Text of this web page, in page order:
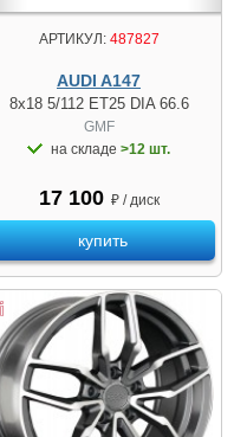
АРТИКУЛ:487827
AUDI A147
8x18 5/112 ET25 DIA 66.6
GMF
на складе >12 шт.
17 100 ₽ / диск
купить